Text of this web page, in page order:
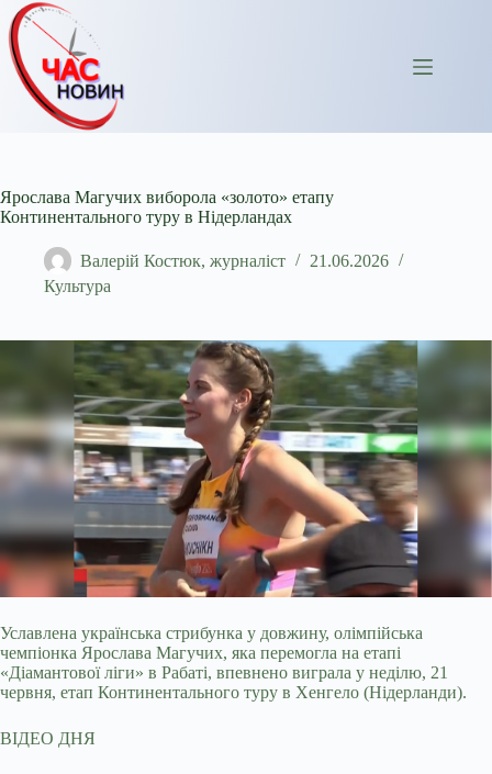
Перейти
до
вмісту
Ярослава Магучих виборола «золото» етапу
Континентального туру в Нідерландах
Валерій Костюк, журналіст
21.06.2026
Культура
Уславлена українська стрибунка у довжину, олімпійська
чемпіонка Ярослава Магучих, яка перемогла на етапі
«Діамантової ліги» в Рабаті, впевнено виграла у неділю, 21
червня, етап Континентального туру в Хенгело (Нідерланди).
ВІДЕО ДНЯ